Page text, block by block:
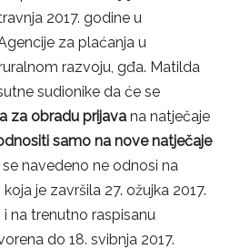
2017. godine u
za plaćanja u
razvoju, gđa. Matilda
sudionike da će se
za obradu prijava na natječaje
samo na nove natječaje
navedeno ne odnosi na
je završila 27. ožujka 2017.
na trenutno raspisanu
do 18. svibnja 2017.